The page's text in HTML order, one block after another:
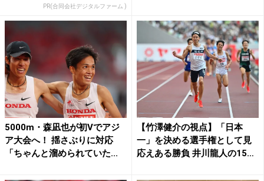
PR(合同会社デジタルファーム )
5000m・森凪也が初Vでアジ
ア大会へ！ 揺さぶりに対応
「ちゃんと溜められていた...
【竹澤健介の視点】「日本
一」を決める選手権として見
応えある勝負 井川龍人の15